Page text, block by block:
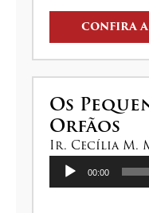
CONFIRA
Os
Orfãos
Ir. Cecília M.
Tocador
00:00